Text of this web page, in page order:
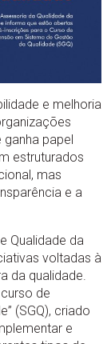
e melhoria
papel
estruturados
mas
e a
Qualidade da
voltadas à
da qualidade.
de
(SGQ), criado
e